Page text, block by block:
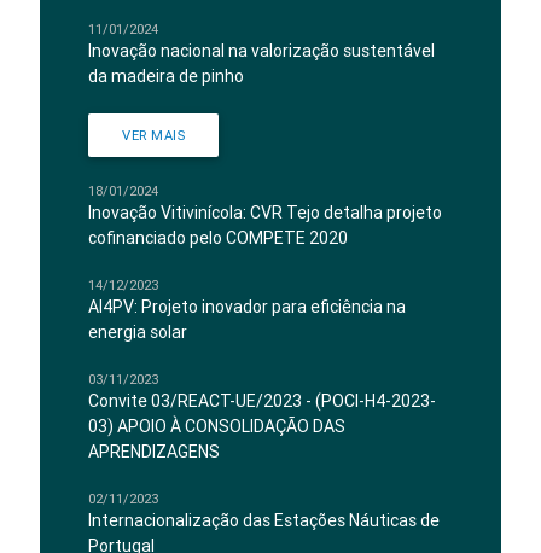
11/01/2024
Inovação nacional na valorização sustentável
da madeira de pinho
VER MAIS
18/01/2024
Inovação Vitivinícola: CVR Tejo detalha projeto
cofinanciado pelo COMPETE 2020
14/12/2023
AI4PV: Projeto inovador para eficiência na
energia solar
03/11/2023
Convite 03/REACT-UE/2023 - (POCI-H4-2023-
03) APOIO À CONSOLIDAÇÃO DAS
APRENDIZAGENS
02/11/2023
Internacionalização das Estações Náuticas de
Portugal